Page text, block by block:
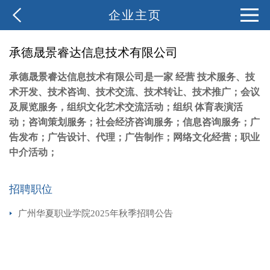
企业主页
承德晟景睿达信息技术有限公司
承德晟景睿达信息技术有限公司是一家 经营 技术服务、技
术开发、技术咨询、技术交流、技术转让、技术推广；会议
及展览服务，组织文化艺术交流活动；组织 体育表演活
动；咨询策划服务；社会经济咨询服务；信息咨询服务；广
告发布；广告设计、代理；广告制作；网络文化经营；职业
中介活动；
招聘职位
广州华夏职业学院2025年秋季招聘公告